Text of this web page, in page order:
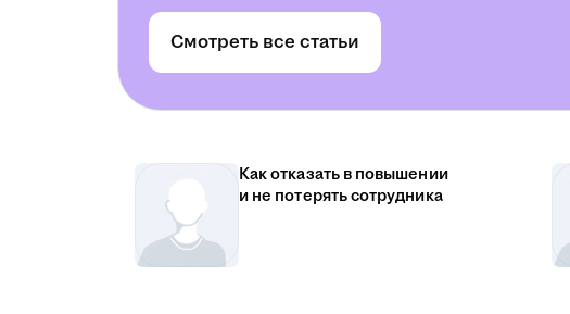
Смотреть все статьи
Как отказать в повышении
и не потерять сотрудника